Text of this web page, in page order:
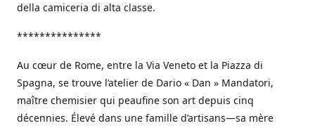
della camiceria di alta classe.
***************
Au cœur de Rome, entre la Via Veneto et la Piazza di
Spagna, se trouve l’atelier de Dario « Dan » Mandatori,
maître chemisier qui peaufine son art depuis cinq
décennies. Élevé dans une famille d’artisans—sa mère